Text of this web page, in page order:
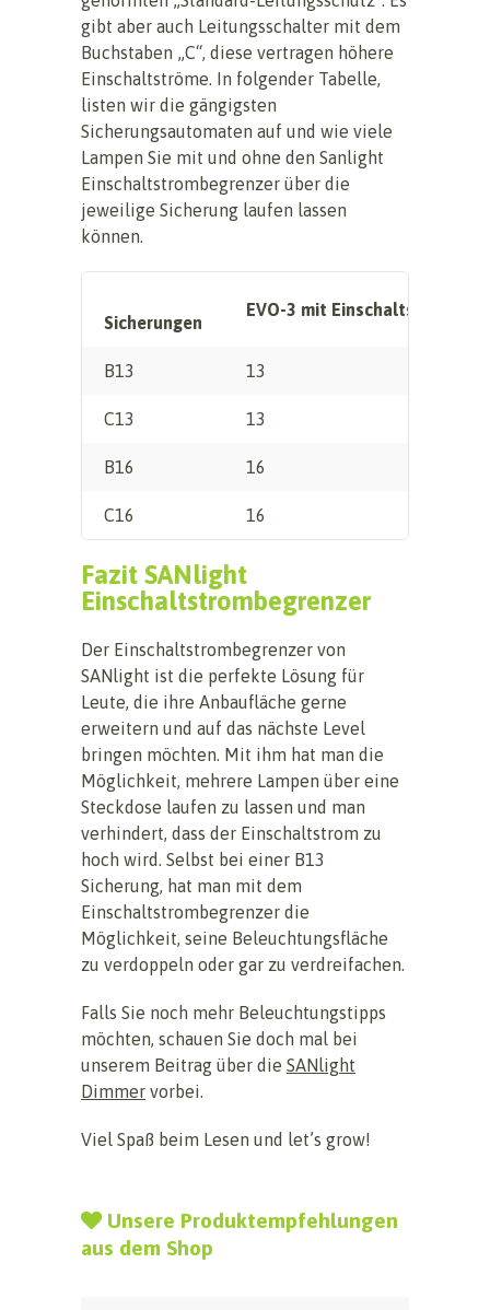
gibt aber auch Leitungsschalter mit dem
Buchstaben „C“, diese vertragen höhere
Einschaltströme. In folgender Tabelle,
listen wir die gängigsten
Sicherungsautomaten auf und wie viele
Lampen Sie mit und ohne den Sanlight
Einschaltstrombegrenzer über die
jeweilige Sicherung laufen lassen
können.
Sicherungen
EVO-3 mit
B13 13
C13 13
B16 16
C16 16
Fazit SANlight
Einschaltstrombegrenzer
Der Einschaltstrombegrenzer von
SANlight ist die perfekte Lösung für
Leute, die ihre Anbaufläche gerne
erweitern und auf das nächste Level
bringen möchten. Mit ihm hat man die
Möglichkeit, mehrere Lampen über eine
Steckdose laufen zu lassen und man
verhindert, dass der Einschaltstrom zu
hoch wird. Selbst bei einer B13
Sicherung, hat man mit dem
Einschaltstrombegrenzer die
Möglichkeit, seine Beleuchtungsfläche
zu verdoppeln oder gar zu verdreifachen.
Falls Sie noch mehr Beleuchtungstipps
möchten, schauen Sie doch mal bei
unserem Beitrag über die SANlight
Dimmer vorbei.
Viel Spaß beim Lesen und let’s grow!
Unsere Produktempfehlungen
aus dem Shop